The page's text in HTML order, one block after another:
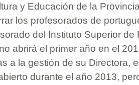
y Educación de la
los profesorados de
del Instituto Superior de
abrirá el primer año en el
a la gestión de su Directora,
durante el año 2013,